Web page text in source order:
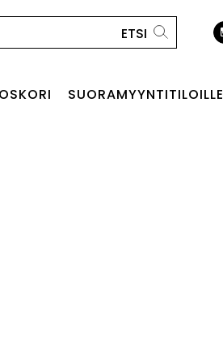
SUORAMYYNTITILOILLE